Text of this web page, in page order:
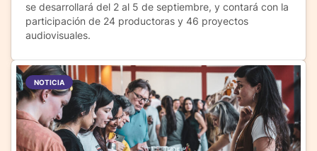
se desarrollará del 2 al 5 de septiembre, y contará con la
participación de 24 productoras y 46 proyectos
audiovisuales.
NOTICIA